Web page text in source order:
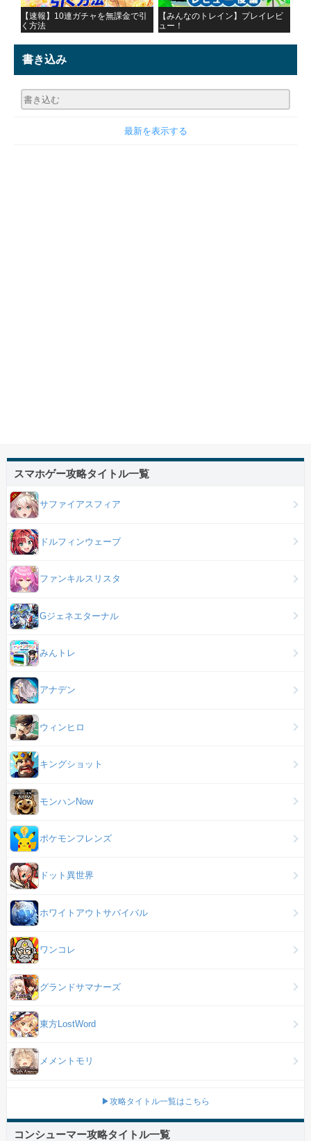
【速報】10連ガチャを無課金で引
く方法
【みんなのトレイン】プレイレビ
ュー！
書き込み
最新を表示する
スマホゲー攻略タイトル一覧
サファイアスフィア
ドルフィンウェーブ
ファンキルスリスタ
Gジェネエターナル
みんトレ
アナデン
ウィンヒロ
キングショット
モンハンNow
ポケモンフレンズ
ドット異世界
ホワイトアウトサバイバル
ワンコレ
グランドサマナーズ
東方LostWord
メメントモリ
▶攻略タイトル一覧はこちら
コンシューマー攻略タイトル一覧